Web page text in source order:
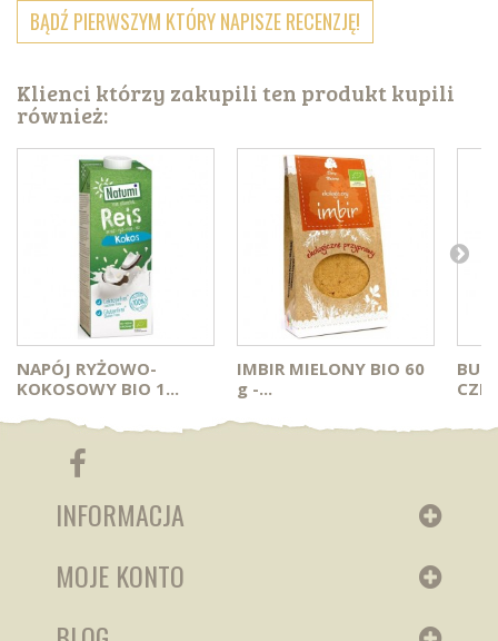
BĄDŹ PIERWSZYM KTÓRY NAPISZE RECENZJĘ!
Klienci którzy zakupili ten produkt kupili
również:
NAPÓJ RYŻOWO-
KOKOSOWY BIO 1...
IMBIR MIELONY BIO 60
g -...
INFORMACJA
MOJE KONTO